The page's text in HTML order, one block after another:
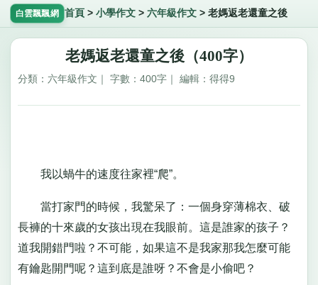
白雲飄飄網 首頁 > 小學作文> 六年級作文> 老媽返老還童之後
老媽返老還童之後（400字）
分類：六年級作文｜ 字數：400字｜ 編輯：得得9
我以蝸牛的速度往家裡“爬”。
當打家門的時候，我驚呆了：一個身穿薄棉衣、破
長褲的十來歲的女孩出現在我眼前。這是誰家的孩子？
道我開錯門啦？不可能，如果這不是我家那我怎麼可能
有鑰匙開門呢？這到底是誰呀？不會是小偷吧？